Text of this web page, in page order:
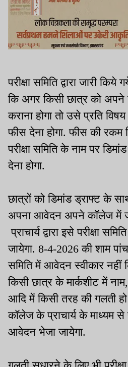
परीक्षा समिति द्वारा जारी
कि अगर किसी छात्र को अपने
कराना होगा तो उसे प्रति
फीस देना होगा. फीस की रकम
परीक्षा समिति के नाम पर
देना होगा.
छात्रों को डिमांड ड्राफ्ट के
अपना आवेदन अपने कॉलेज में
प्राचार्य द्वारा इसे परीक्षा
जायेगा. 8-4-2026 की शाम
समिति में आवेदन स्वीकार नहीं
किसी छात्र के मार्कशीट में
आदि में किसी तरह की गलती
कॉलेज के प्राचार्य के माध्यम से
आवेदन भेजा जायेगा.